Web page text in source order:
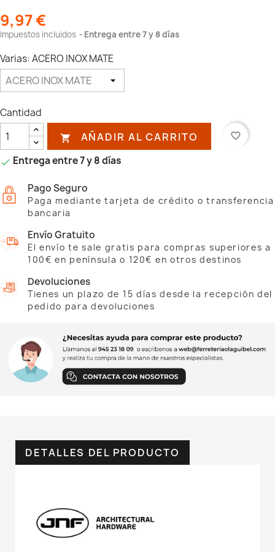
9,97 €
Impuestos incluidos Entrega entre 7 y 8 días
Varias: ACERO INOX MATE
Cantidad
 AÑADIR AL CARRITO favorite_border
 Entrega entre 7 y 8 días
Pago Seguro
Paga mediante tarjeta de crédito o transferencia
bancaria
Envío Gratuito
El envío te sale gratis para compras superiores a
100€ en península o 120€ en otros destinos
Devoluciones
Tienes un plazo de 15 días desde la recepción del
pedido para devoluciones
DETALLES DEL PRODUCTO